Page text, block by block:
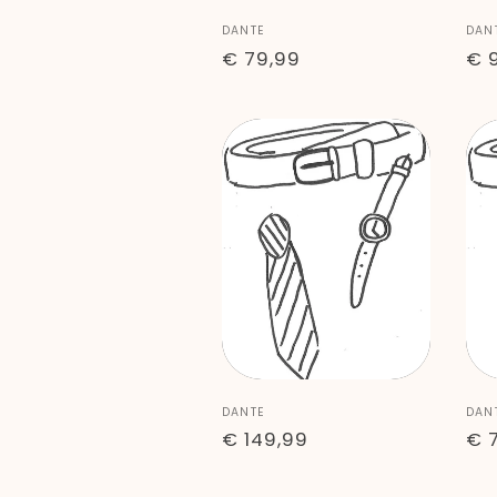
Anbieter:
DANTE
Normaler
€ 79,99 €
Anbieter:
DANTE
Normaler
€ 149,99 €